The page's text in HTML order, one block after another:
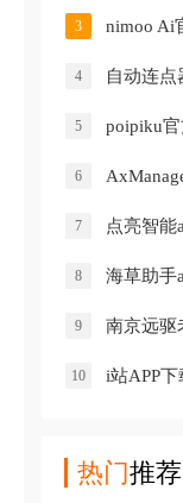
3
4
5
6
7
8
9
10
热门推荐